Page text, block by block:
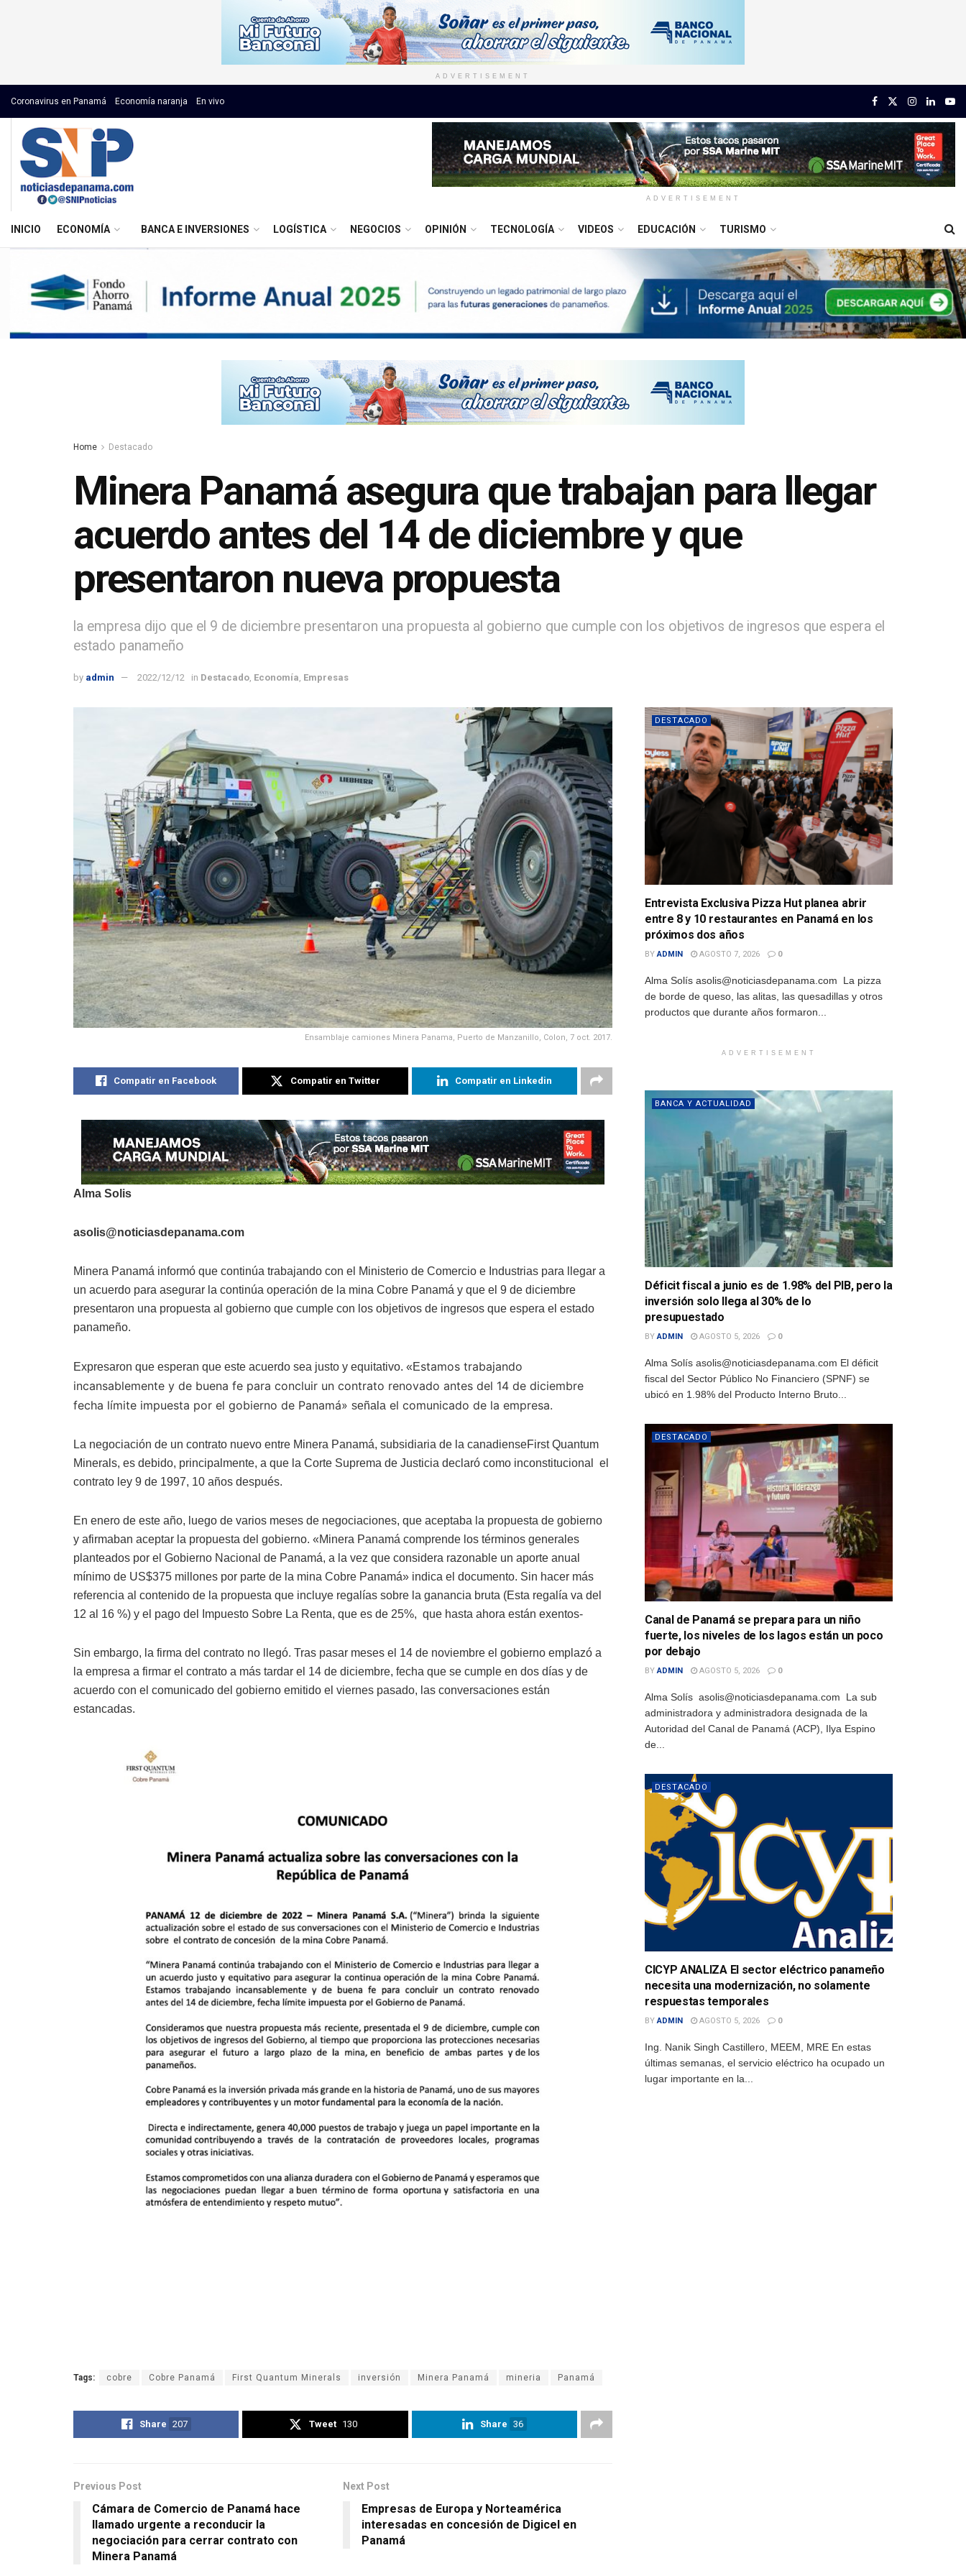
ADVERTISEMENT
Coronavirus en Panamá Economía naranja En vivo
ADVERTISEMENT
INICIO ECONOMÍA BANCA E INVERSIONES LOGÍSTICA NEGOCIOS OPINIÓN TECNOLOGÍA VIDEOS EDUCACIÓN TURISMO
Home Destacado
Minera Panamá asegura que trabajan para llegar
acuerdo antes del 14 de diciembre y que
presentaron nueva propuesta
la empresa dijo que el 9 de diciembre presentaron una propuesta al gobierno que cumple con los objetivos de ingresos que espera el
estado panameño
by admin 2022/12/12 in Destacado Economía Empresas
Ensamblaje camiones Minera Panama, Puerto de Manzanillo, Colon, 7 oct. 2017.
Compatir en Facebook Compatir en Twitter Compatir en Linkedin
Alma Solis
asolis@noticiasdepanama.com
Minera Panamá informó que continúa trabajando con el Ministerio de Comercio e Industrias para llegar a
un acuerdo para asegurar la continúa operación de la mina Cobre Panamá y que el 9 de diciembre
presentaron una propuesta al gobierno que cumple con los objetivos de ingresos que espera el estado
panameño.
Expresaron que esperan que este acuerdo sea justo y equitativo. «Estamos trabajando
incansablemente y de buena fe para concluir un contrato renovado antes del 14 de diciembre
fecha límite impuesta por el gobierno de Panamá» señala el comunicado de la empresa.
La negociación de un contrato nuevo entre Minera Panamá, subsidiaria de la canadienseFirst Quantum
Minerals, es debido, principalmente, a que la Corte Suprema de Justicia declaró como inconstitucional el
contrato ley 9 de 1997, 10 años después.
En enero de este año, luego de varios meses de negociaciones, que aceptaba la propuesta de gobierno
y afirmaban aceptar la propuesta del gobierno. «Minera Panamá comprende los términos generales
planteados por el Gobierno Nacional de Panamá, a la vez que considera razonable un aporte anual
mínimo de US$375 millones por parte de la mina Cobre Panamá» indica el documento. Sin hacer más
referencia al contenido de la propuesta que incluye regalías sobre la ganancia bruta (Esta regalía va del
12 al 16 %) y el pago del Impuesto Sobre La Renta, que es de 25%, que hasta ahora están exentos-
Sin embargo, la firma del contrato no llegó. Tras pasar meses el 14 de noviembre el gobierno emplazó a
la empresa a firmar el contrato a más tardar el 14 de diciembre, fecha que se cumple en dos días y de
acuerdo con el comunicado del gobierno emitido el viernes pasado, las conversaciones están
estancadas.
Tags: cobre Cobre Panamá First Quantum Minerals inversión Minera Panamá mineria Panamá
Share 207 Tweet 130 Share 36
Previous Post
Cámara de Comercio de Panamá hace
llamado urgente a reconducir la
negociación para cerrar contrato con
Minera Panamá
Next Post
Empresas de Europa y Norteamérica
interesadas en concesión de Digicel en
Panamá
DESTACADO
Entrevista Exclusiva Pizza Hut planea abrir
entre 8 y 10 restaurantes en Panamá en los
próximos dos años
BY ADMIN AGOSTO 7, 2026 0
Alma Solís asolis@noticiasdepanama.com La pizza
de borde de queso, las alitas, las quesadillas y otros
productos que durante años formaron...
ADVERTISEMENT
BANCA Y ACTUALIDAD
Déficit fiscal a junio es de 1.98% del PIB, pero la
inversión solo llega al 30% de lo
presupuestado
BY ADMIN AGOSTO 5, 2026 0
Alma Solís asolis@noticiasdepanama.com El déficit
fiscal del Sector Público No Financiero (SPNF) se
ubicó en 1.98% del Producto Interno Bruto...
DESTACADO
Canal de Panamá se prepara para un niño
fuerte, los niveles de los lagos están un poco
por debajo
BY ADMIN AGOSTO 5, 2026 0
Alma Solís asolis@noticiasdepanama.com La sub
administradora y administradora designada de la
Autoridad del Canal de Panamá (ACP), Ilya Espino
de...
DESTACADO
CICYP ANALIZA El sector eléctrico panameño
necesita una modernización, no solamente
respuestas temporales
BY ADMIN AGOSTO 5, 2026 0
Ing. Nanik Singh Castillero, MEEM, MRE En estas
últimas semanas, el servicio eléctrico ha ocupado un
lugar importante en la...